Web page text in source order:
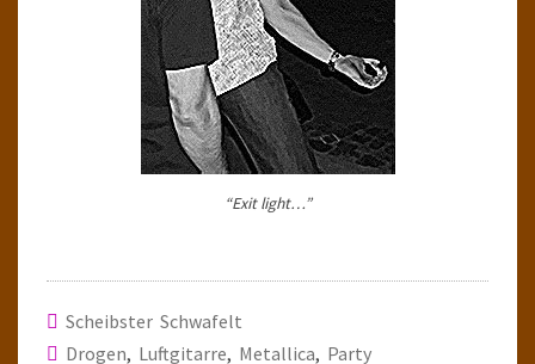
“Exit light…”
Scheibster Schwafelt
Drogen, Luftgitarre, Metallica, Party